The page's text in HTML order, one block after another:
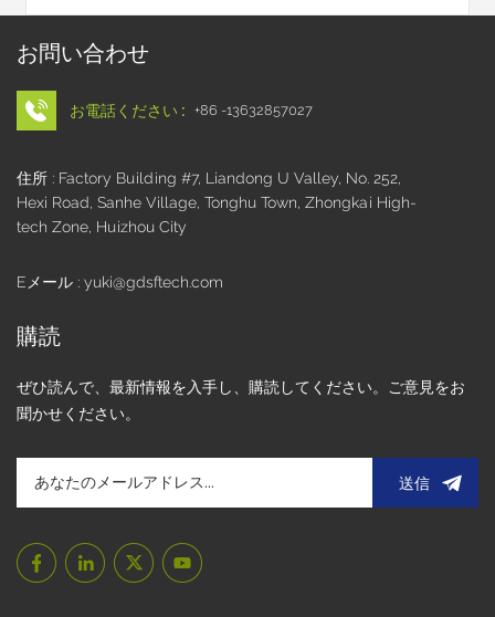
COG（Chip on Glass）タイプで、薄型で経済的なサイズが特徴
です。コネクタはFPC（Flexible Printed Circuit）タイプで、メ
インボードへの実装が容易です。
お問い合わせ
お電話ください : +86 -13632857027
住所 : Factory Building #7, Liandong U Valley, No. 252,
Hexi Road, Sanhe Village, Tonghu Town, Zhongkai High-
tech Zone, Huizhou City
Eメール : yuki@gdsftech.com
購読
ぜひ読んで、最新情報を入手し、購読してください。ご意見をお
聞かせください。
送信